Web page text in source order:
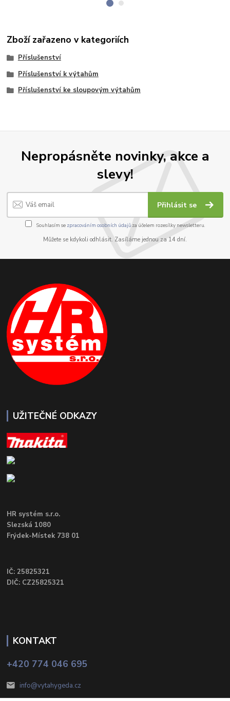
Zboží zařazeno v kategoriích
Příslušenství
Příslušenství k výtahům
Příslušenství ke sloupovým výtahům
Nepropásněte novinky, akce a
slevy!
Přihlásit se
Souhlasím se zpracováním osobních údajůza účelem rozesílky newsletteru.
Můžete se kdykoli odhlásit. Zasíláme jednou za 14 dní.
UŽITEČNÉ ODKAZY
HR systém s.r.o.
Slezská 1080
Frýdek-Místek 738 01
IČ: 25825321
DIČ: CZ25825321
KONTAKT
+420 774 046 695
info@vytahygeda.cz